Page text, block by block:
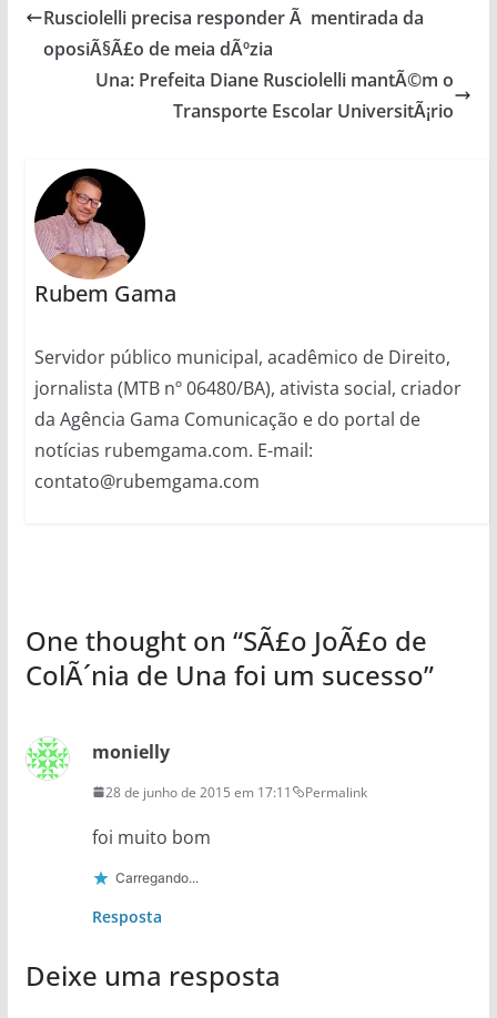
Rusciolelli precisa responder Ã mentirada da
oposiÃ§Ã£o de meia dÃºzia
Una: Prefeita Diane Rusciolelli mantÃ©m o
Transporte Escolar UniversitÃ¡rio
Rubem Gama
Servidor público municipal, acadêmico de Direito,
jornalista (MTB nº 06480/BA), ativista social, criador
da Agência Gama Comunicação e do portal de
notícias rubemgama.com. E-mail:
contato@rubemgama.com
One thought on “SÃ£o JoÃ£o de
ColÃ´nia de Una foi um sucesso”
monielly
28 de junho de 2015 em 17:11 Permalink
foi muito bom
Carregando...
Resposta
Deixe uma resposta